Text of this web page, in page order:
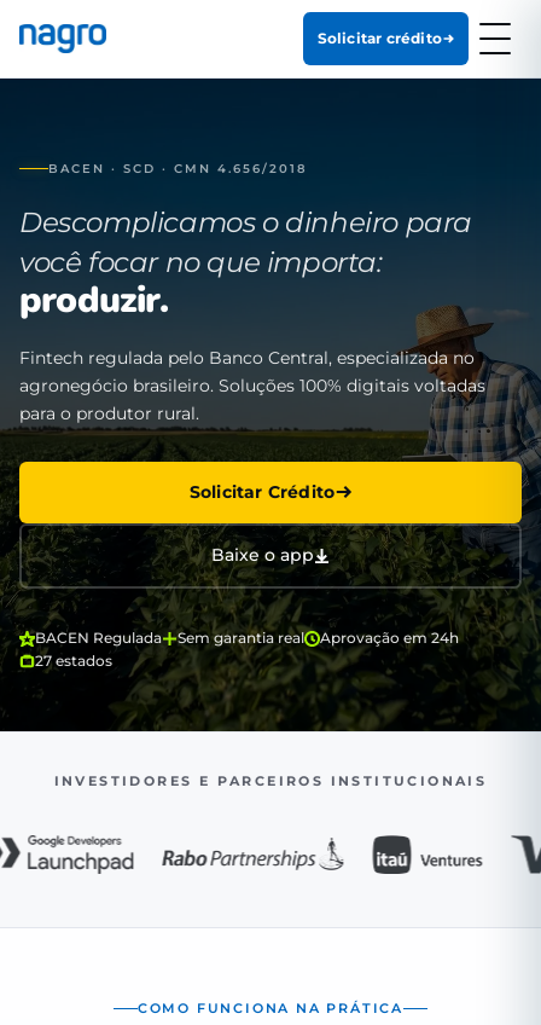
Solicitar crédito
BACEN · SCD · CMN 4.656/2018
Descomplicamos o dinheiro para
você focar no que importa:
produzir.
Fintech regulada pelo Banco Central, especializada no
agronegócio brasileiro. Soluções 100% digitais voltadas
para o produtor rural.
Solicitar Crédito
Baixe o app
BACEN Regulada Sem garantia real
Aprovação em 24h
27 estados
INVESTIDORES E PARCEIROS INSTITUCIONAIS
COMO FUNCIONA NA PRÁTICA